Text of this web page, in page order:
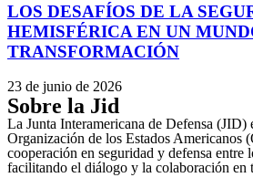
LOS DESAFÍOS DE LA
HEMISFÉRICA EN UN
TRANSFORMACIÓN
23 de junio de 2026
Sobre la Jid
La Junta Interamericana de Defensa (JID)
Organización de los Estados Americanos
cooperación en seguridad y defensa entre
facilitando el diálogo y la colaboración en